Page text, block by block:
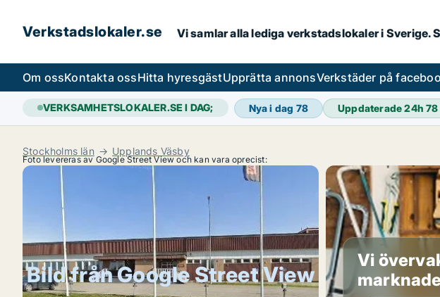
Verkstadslokaler.se Vi samlar alla lediga verkstadslokaler i
Om ossKontakta ossHitta hyresgästUpprätta annonsVerkstäder på
VERKSAMHETSLOKALER.SE I DAG; Nya i dag 78 Uppdaterade 24h78
Stockholms län Upplands Väsby
Foto levereras av Google Street View och kan vara oprecist:
Bild från Google Street View
Vi